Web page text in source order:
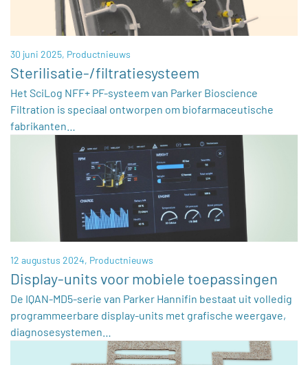
30 juni 2025, Productnieuws
Sterilisatie-/filtratiesysteem
Het SciLog NFF+ PF-systeem van Parker Bioscience
Filtration is speciaal ontworpen om biofarmaceutische
fabrikanten…
12 augustus 2024, Productnieuws
Display-units voor mobiele toepassingen
De IQAN-MD5-serie van Parker Hannifin bestaat uit volledig
programmeerbare display-units met grafische weergave,
diagnosesystemen…